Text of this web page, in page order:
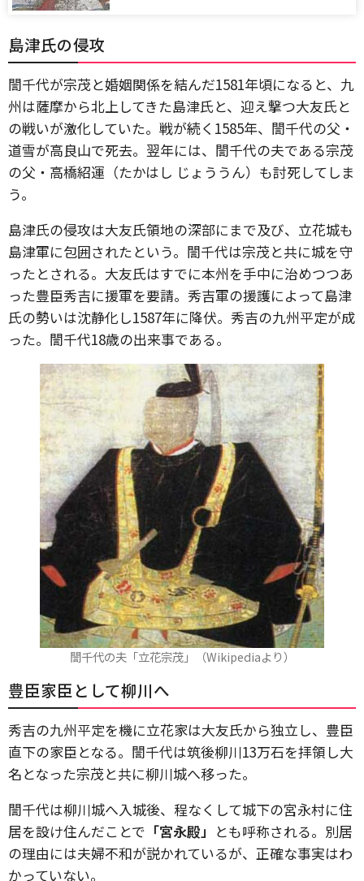
島津氏の侵攻
誾千代が宗茂と婚姻関係を結んだ1581年頃になると、九
州は薩摩から北上してきた島津氏と、迎え撃つ大友氏と
の戦いが激化していた。戦が続く1585年、誾千代の父・
道雪が高良山で死去。翌年には、誾千代の夫である宗茂
の父・高橋紹運（たかはし じょううん）も討死してしま
う。
島津氏の侵攻は大友氏領地の深部にまで及び、立花城も
島津軍に包囲されたという。誾千代は宗茂と共に城を守
ったとされる。大友氏はすでに本州を手中に治めつつあ
った豊臣秀吉に援軍を要請。秀吉軍の援護によって島津
氏の勢いは沈静化し1587年に降伏。秀吉の九州平定が成
った。誾千代18歳の出来事である。
誾千代の夫「立花宗茂」（Wikipediaより）
豊臣家臣として柳川へ
秀吉の九州平定を機に立花家は大友氏から独立し、豊臣
直下の家臣となる。誾千代は筑後柳川13万石を拝領し大
名となった宗茂と共に柳川城へ移った。
誾千代は柳川城へ入城後、程なくして城下の宮永村に住
居を設け住んだことで 「宮永殿」 とも呼称される。別居
の理由には夫婦不和が説かれているが、正確な事実はわ
かっていない。